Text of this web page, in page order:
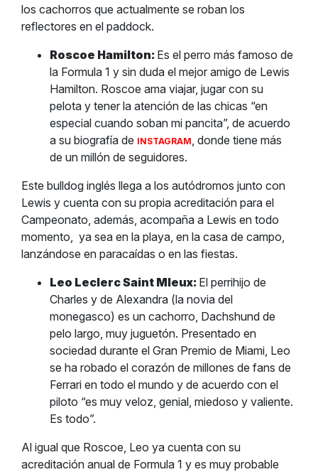
los cachorros que actualmente se roban los
reflectores en el paddock.
Roscoe Hamilton: Es el perro más famoso de
la Formula 1 y sin duda el mejor amigo de Lewis
Hamilton. Roscoe ama viajar, jugar con su
pelota y tener la atención de las chicas “en
especial cuando soban mi pancita”, de acuerdo
a su biografía de INSTAGRAM, donde tiene más
de un millón de seguidores.
Este bulldog inglés llega a los autódromos junto con
Lewis y cuenta con su propia acreditación para el
Campeonato, además, acompaña a Lewis en todo
momento, ya sea en la playa, en la casa de campo,
lanzándose en paracaídas o en las fiestas.
Leo Leclerc Saint Mleux: El perrihijo de
Charles y de Alexandra (la novia del
monegasco) es un cachorro, Dachshund de
pelo largo, muy juguetón. Presentado en
sociedad durante el Gran Premio de Miami, Leo
se ha robado el corazón de millones de fans de
Ferrari en todo el mundo y de acuerdo con el
piloto “es muy veloz, genial, miedoso y valiente.
Es todo”.
Al igual que Roscoe, Leo ya cuenta con su
acreditación anual de Formula 1 y es muy probable